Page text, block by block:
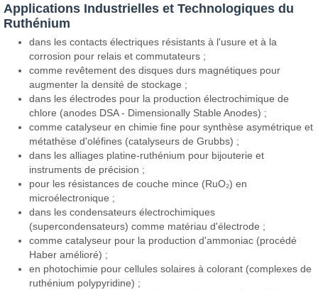
Applications Industrielles et Technologiques du
Ruthénium
dans les contacts électriques résistants à l'usure et à la
corrosion pour relais et commutateurs ;
comme revêtement des disques durs magnétiques pour
augmenter la densité de stockage ;
dans les électrodes pour la production électrochimique de
chlore (anodes DSA - Dimensionally Stable Anodes) ;
comme catalyseur en chimie fine pour synthèse asymétrique et
métathèse d'oléfines (catalyseurs de Grubbs) ;
dans les alliages platine-ruthénium pour bijouterie et
instruments de précision ;
pour les résistances de couche mince (RuO₂) en
microélectronique ;
dans les condensateurs électrochimiques
(supercondensateurs) comme matériau d'électrode ;
comme catalyseur pour la production d'ammoniac (procédé
Haber amélioré) ;
en photochimie pour cellules solaires à colorant (complexes de
ruthénium polypyridine) ;